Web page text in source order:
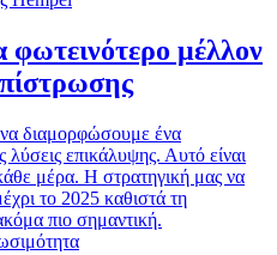
μέλλον
διαμορφώσουμε ένα
επικάλυψης. Αυτό είναι
μέρα. Η στρατηγική μας να
το 2025 καθιστά τη
πιο σημαντική.